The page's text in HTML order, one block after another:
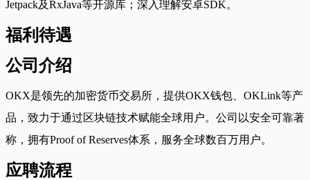
Jetpack及RxJava等开源库；深入理解安卓SDK。
福利待遇
公司介绍
OKX是领先的加密货币交易所，提供OKX钱包、OKLink等产
品，致力于通过区块链技术赋能全球用户。公司以安全可靠著
称，拥有Proof of Reserves体系，服务全球数百万用户。
应聘流程